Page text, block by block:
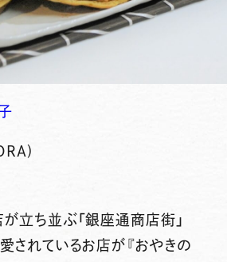
立ち並ぶ「銀座通商店街」
されているお店が 『おやきの